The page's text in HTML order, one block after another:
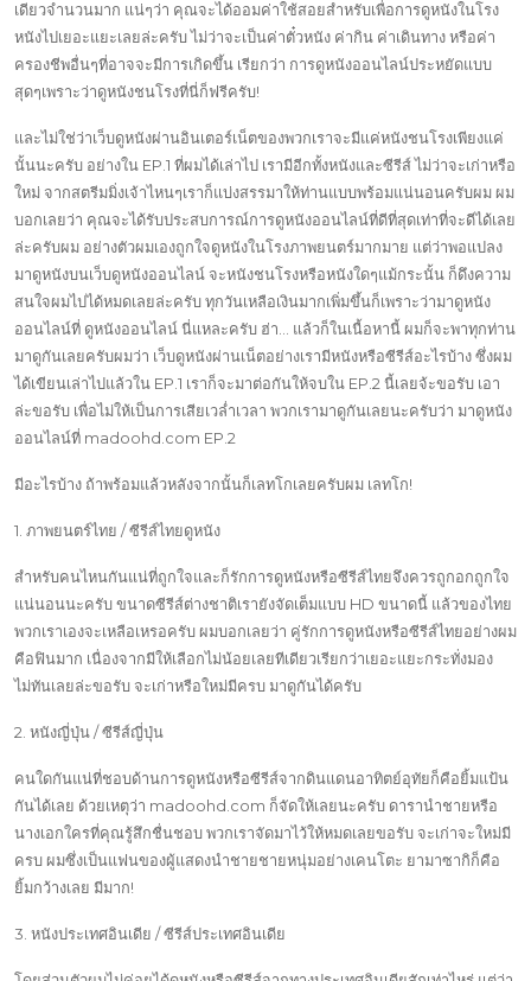
เดียวจำนวนมาก แน่ๆว่า คุณจะได้ออมค่าใช้สอยสำหรับเพื่อการดูหนังในโรง
หนังไปเยอะแยะเลยล่ะครับ ไม่ว่าจะเป็นค่าตั๋วหนัง ค่ากิน ค่าเดินทาง หรือค่า
ครองชีพอื่นๆที่อาจจะมีการเกิดขึ้น เรียกว่า การดูหนังออนไลน์ประหยัดแบบ
สุดๆเพราะว่าดูหนังชนโรงที่นี่ก็ฟรีครับ!
และไม่ใช่ว่าเว็บดูหนังผ่านอินเตอร์เน็ตของพวกเราจะมีแค่หนังชนโรงเพียงแค่
นั้นนะครับ อย่างใน EP.1 ที่ผมได้เล่าไป เรามีอีกทั้งหนังและซีรีส์ ไม่ว่าจะเก่าหรือ
ใหม่ จากสตรีมมิ่งเจ้าไหนๆเราก็แบ่งสรรมาให้ท่านแบบพร้อมแน่นอนครับผม ผม
บอกเลยว่า คุณจะได้รับประสบการณ์การดูหนังออนไลน์ที่ดีที่สุดเท่าที่จะดีได้เลย
ล่ะครับผม อย่างตัวผมเองถูกใจดูหนังในโรงภาพยนตร์มากมาย แต่ว่าพอแปลง
มาดูหนังบนเว็บดูหนังออนไลน์ จะหนังชนโรงหรือหนังใดๆแม้กระนั้น ก็ดึงความ
สนใจผมไปได้หมดเลยล่ะครับ ทุกวันเหลือเงินมากเพิ่มขึ้นก็เพราะว่ามาดูหนัง
ออนไลน์ที่ ดูหนังออนไลน์ นี่แหละครับ ฮ่า… แล้วก็ในเนื้อหานี้ ผมก็จะพาทุกท่าน
มาดูกันเลยครับผมว่า เว็บดูหนังผ่านเน็ตอย่างเรามีหนังหรือซีรีส์อะไรบ้าง ซึ่งผม
ได้เขียนเล่าไปแล้วใน EP.1 เราก็จะมาต่อกันให้จบใน EP.2 นี้เลยจ้ะขอรับ เอา
ล่ะขอรับ เพื่อไม่ให้เป็นการเสียเวล่ำเวลา พวกเรามาดูกันเลยนะครับว่า มาดูหนัง
ออนไลน์ที่ madoohd.com EP.2
มีอะไรบ้าง ถ้าพร้อมแล้วหลังจากนั้นก็เลทโกเลยครับผม เลทโก!
1. ภาพยนตร์ไทย / ซีรีส์ไทยดูหนัง
สำหรับคนไหนกันแน่ที่ถูกใจและก็รักการดูหนังหรือซีรีส์ไทยจึงควรถูกอกถูกใจ
แน่นอนนะครับ ขนาดซีรีส์ต่างชาติเรายังจัดเต็มแบบ HD ขนาดนี้ แล้วของไทย
พวกเราเองจะเหลือเหรอครับ ผมบอกเลยว่า คู่รักการดูหนังหรือซีรีส์ไทยอย่างผม
คือฟินมาก เนื่องจากมีให้เลือกไม่น้อยเลยทีเดียวเรียกว่าเยอะแยะกระทั่งมอง
ไม่ทันเลยล่ะขอรับ จะเก่าหรือใหม่มีครบ มาดูกันได้ครับ
2. หนังญี่ปุ่น / ซีรีส์ญี่ปุ่น
คนใดกันแน่ที่ชอบด้านการดูหนังหรือซีรีส์จากดินแดนอาทิตย์อุทัยก็คือยิ้มแป้น
กันได้เลย ด้วยเหตุว่า madoohd.com ก็จัดให้เลยนะครับ ดารานำชายหรือ
นางเอกใครที่คุณรู้สึกชื่นชอบ พวกเราจัดมาไว้ให้หมดเลยขอรับ จะเก่าจะใหม่มี
ครบ ผมซึ่งเป็นแฟนของผู้แสดงนำชายชายหนุ่มอย่างเคนโตะ ยามาซากิก็คือ
ยิ้มกว้างเลย มีมาก!
3. หนังประเทศอินเดีย / ซีรีส์ประเทศอินเดีย